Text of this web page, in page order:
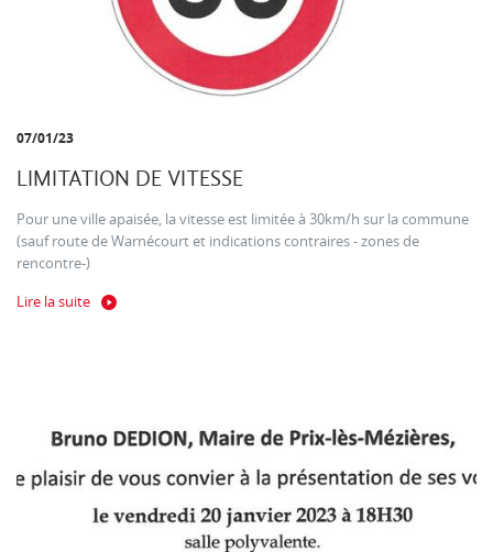
07/01/23
LIMITATION DE VITESSE
Pour une ville apaisée, la vitesse est limitée à 30km/h sur la commune
(sauf route de Warnécourt et indications contraires - zones de
rencontre-)
Lire la suite